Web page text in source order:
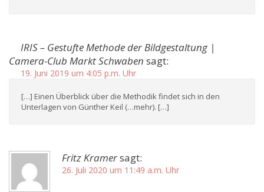
IRIS – Gestufte Methode der Bildgestaltung |
Camera-Club Markt Schwaben sagt:
19. Juni 2019 um 4:05 p.m. Uhr
[…] Einen Überblick über die Methodik findet sich in den
Unterlagen von Günther Keil (…mehr). […]
Fritz Kramersagt:
26. Juli 2020 um 11:49 a.m. Uhr